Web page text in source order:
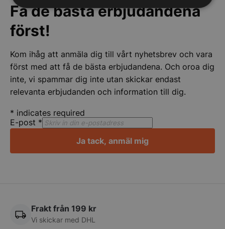
Få de bästa erbjudandena
först!
Kom ihåg att anmäla dig till vårt nyhetsbrev och vara
först med att få de bästa erbjudandena. Och oroa dig
inte, vi spammar dig inte utan skickar endast
relevanta erbjudanden och information till dig.
* indicates required
E-post *
Ja tack, anmäl mig
Frakt från 199 kr
Vi skickar med DHL
Strikt
nödvändigt
Prestanda Inriktning
Funktioner Oklassificerade
Strikt nödvändigt Prestanda
Inriktning
Funktioner
Oklassificerade
VISITOR_PRIVACY_METADATA